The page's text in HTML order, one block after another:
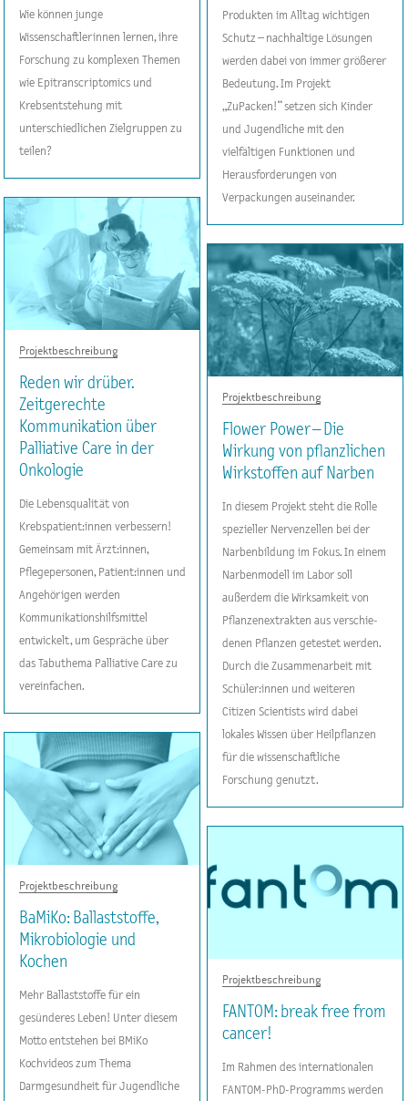
Wie können junge
Wissenschaftlerinnen lernen, ihre
Forschung zu komplexen Themen
wie Epitranscriptomics und
Krebsentstehung mit
unterschiedlichen Zielgruppen zu
teilen?
Produkten im Alltag wichtigen
Schutz – nachhaltige Lösungen
werden dabei von immer größerer
Bedeutung. Im Projekt
„ZuPacken!“ setzen sich Kinder
und Jugendliche mit den
vielfältigen Funktionen und
Herausforderungen von
Verpackungen auseinander.
Projektbeschreibung
Reden wir drüber.
Zeitgerechte
Kommunikation über
Palliative Care in der
Onkologie
Die Lebensqualität von
Krebspatient:innen verbessern!
Gemeinsam mit Ärzt:innen,
Pflegepersonen, Patient:innen und
Angehörigen werden
Kommunikationshilfsmittel
entwickelt, um Gespräche über
das Tabuthema Palliative Care zu
vereinfachen.
Projektbeschreibung
Flower Power – Die
Wirkung von pflanzlichen
Wirkstoffen auf Narben
In diesem Projekt steht die Rolle
spezieller Nervenzellen bei der
Narbenbildung im Fokus. In einem
Narbenmodell im Labor soll
außerdem die Wirksamkeit von
Pflanzenextrakten aus verschie-
denen Pflanzen getestet werden.
Durch die Zusammenarbeit mit
Schüler:innen und weiteren
Citizen Scientists wird dabei
lokales Wissen über Heilpflanzen
für die wissenschaftliche
Forschung genutzt.
Projektbeschreibung
BaMiKo: Ballaststoffe,
Mikrobiologie und
Kochen
Mehr Ballaststoffe für ein
gesünderes Leben! Unter diesem
Motto entstehen bei BMiKo
Kochvideos zum Thema
Darmgesundheit für Jugendliche
Projektbeschreibung
FANTOM: break free from
cancer!
Im Rahmen des internationalen
FANTOM-PhD-Programms werden